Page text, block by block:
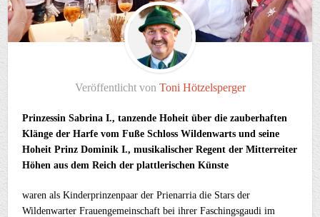
Veröffentlicht von Toni Hötzelsperger
Prinzessin Sabrina I., tanzende Hoheit über die zauberhaften
Klänge der Harfe vom Fuße Schloss Wildenwarts und seine
Hoheit Prinz Dominik I., musikalischer Regent der Mitterreiter
Höhen aus dem Reich der plattlerischen Künste
waren als Kinderprinzenpaar der Prienarria die Stars der
Wildenwarter Frauengemeinschaft bei ihrer Faschingsgaudi im